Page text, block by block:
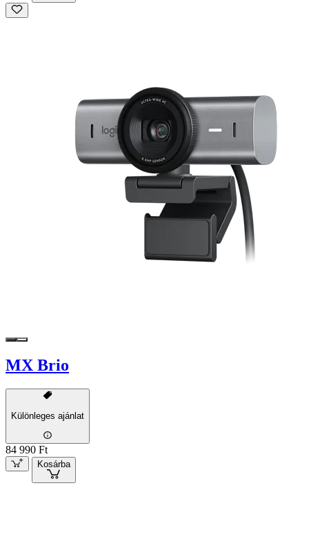
MX Brio
Különleges ajánlat
84 990 Ft
Kosárba